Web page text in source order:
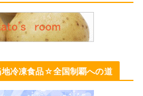
冷凍食品☆全国制覇への道